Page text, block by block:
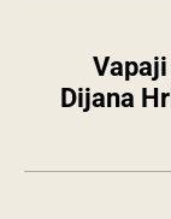
Dijana